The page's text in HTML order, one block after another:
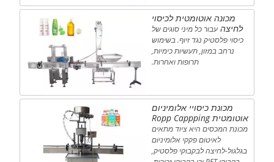
מכונה אוטומטית לכיסוי
לחיצה עבור כל מיני סוגים של
כיסוי פלסטיק נגד זיוף. בשימוש
נרחב במזון, תעשיות כימיות,
תרופות ואחרות.
מכונת כיסויי אלומיניום
אוטומטית Ropp Cappping
מכונת המכסים היא ציוד מתאים
לאיטום פקקי אלומיניום
בגלגול-לחיצה לבקבוקי פלסטיק,